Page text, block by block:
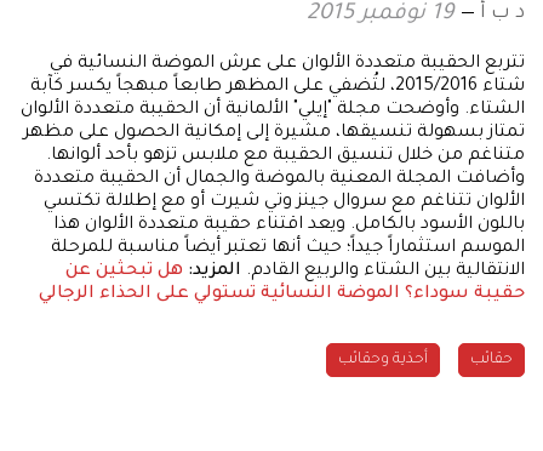
د ب أ 19 نوفمبر 2015
تتربع الحقيبة متعددة الألوان على عرش الموضة النسائية في
شتاء 2015/2016، لتُضفي على المظهر طابعاً مبهجاً يكسر كآبة
الشتاء. وأوضحت مجلة "إيلي" الألمانية أن الحقيبة متعددة الألوان
تمتاز بسهولة تنسيقها، مشيرة إلى إمكانية الحصول على مظهر
متناغم من خلال تنسيق الحقيبة مع ملابس تزهو بأحد ألوانها.
وأضافت المجلة المعنية بالموضة والجمال أن الحقيبة متعددة
الألوان تتناغم مع سروال جينز وتي شيرت أو مع إطلالة تكتسي
باللون الأسود بالكامل. ويعد اقتناء حقيبة متعددة الألوان هذا
الموسم استثماراً جيداً؛ حيث أنها تعتبر أيضاً مناسبة للمرحلة
الانتقالية بين الشتاء والربيع القادم. المزيد: هل تبحثين عن
حقيبة سوداء؟ الموضة النسائية تستولي على الحذاء الرجالي
حقائب أحذية وحقائب